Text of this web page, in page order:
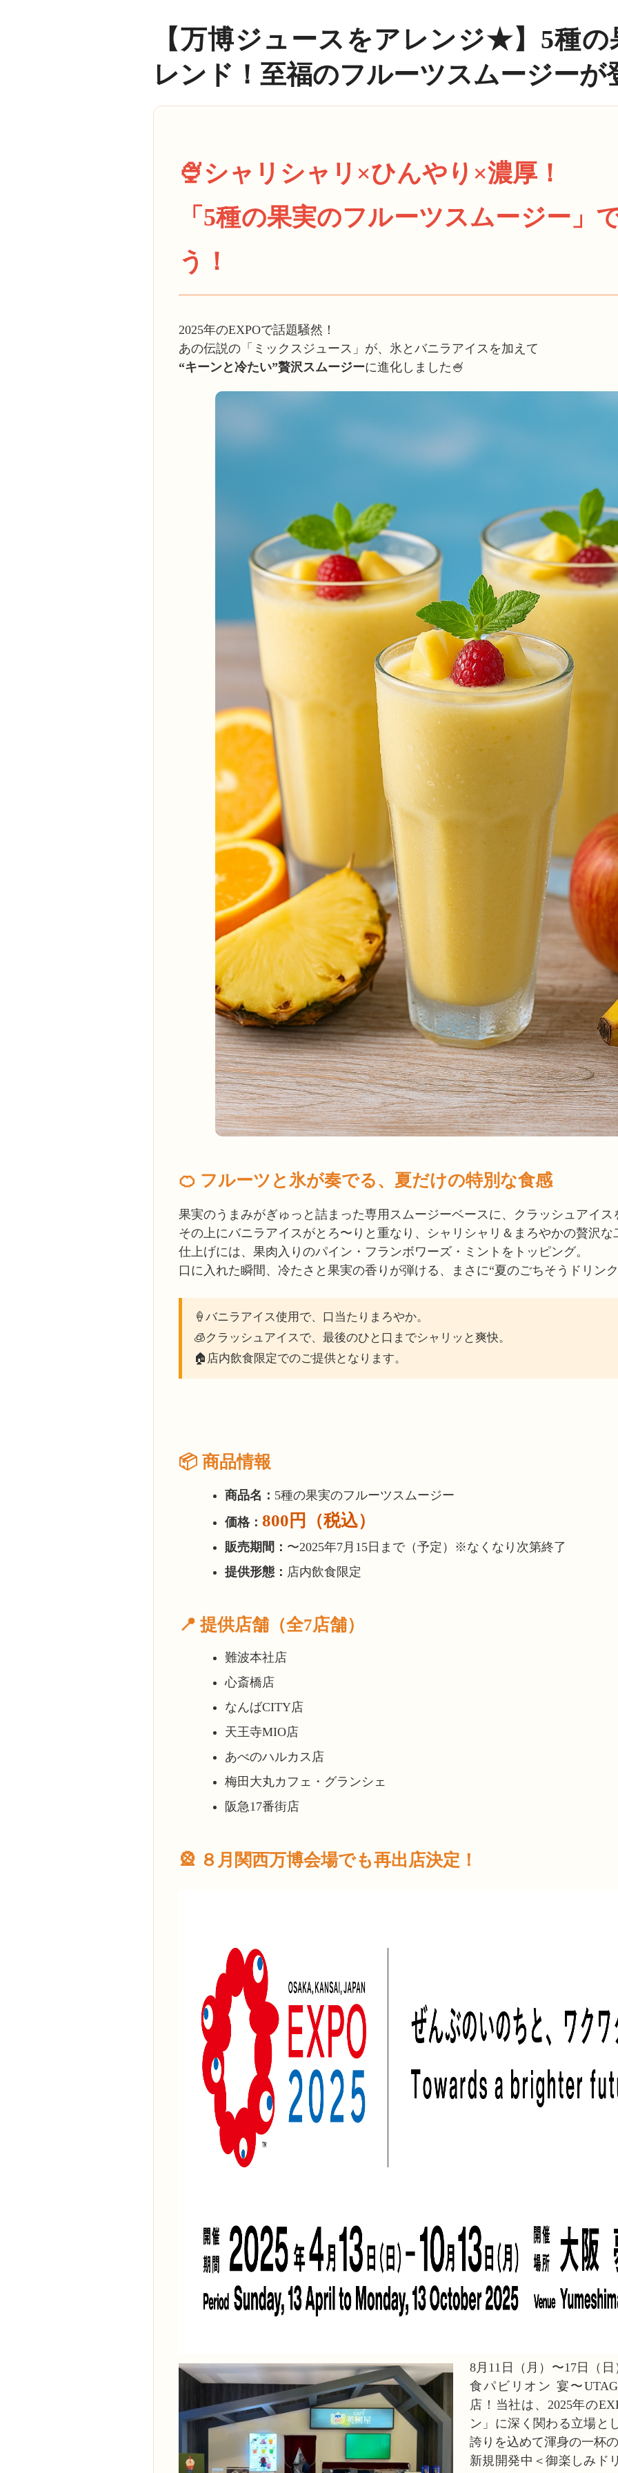
【万博ジュースをアレンジ★】5種
レンド！至福のフルーツスムージーが
🍨シャリシャリ×ひんやり×濃厚！
「5種の果実のフルーツスムージー」
う！
2025年のEXPOで話題騒然！
あの伝説の「ミックスジュース」が、氷とバニラアイスを加えて
“キーンと冷たい”贅沢スムージーに進化しました🍧
🍊 フルーツと氷が奏でる、夏だけの特別な食感
果実のうまみがぎゅっと詰まった専用スムージーベースに、クラッシュアイ
その上にバニラアイスがとろ〜りと重なり、シャリシャリ＆まろやかの贅沢
仕上げには、果肉入りのパイン・フランボワーズ・ミントをトッピング。
口に入れた瞬間、冷たさと果実の香りが弾ける、まさに“夏のごちそうドリン
🍦バニラアイス使用で、口当たりまろやか。
🧊クラッシュアイスで、最後のひと口までシャリッと爽快。
🏠店内飲食限定でのご提供となります。
📦 商品情報
商品名： 5種の果実のフルーツスムージー
価格： 800円（税込）
販売期間： 〜2025年7月15日まで（予定）※なくなり次第終了
提供形態： 店内飲食限定
📍 提供店舗（全7店舗）
難波本社店
心斎橋店
なんばCITY店
天王寺MIO店
あべのハルカス店
梅田大丸カフェ・グランシェ
阪急17番街店
🎡 ８月関西万博会場でも再出店決定！
8月11日（月）〜17日（
食パビリオン 宴〜
店！当社は、2025年の
ン」に深く関わる立場と
誇りを込めて渾身の一杯
新規開発中＜御楽しみド